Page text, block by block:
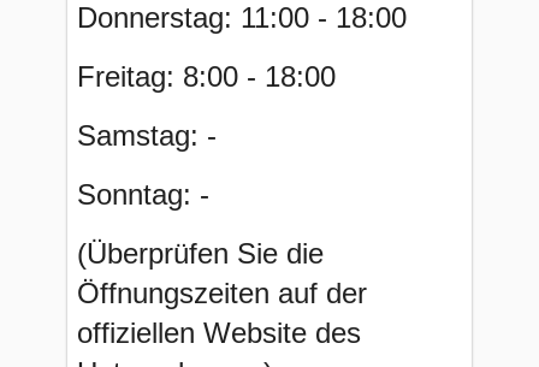
Donnerstag: 11:00 - 18:00
Freitag: 8:00 - 18:00
Samstag: -
Sonntag: -
(Überprüfen Sie die
Öffnungszeiten auf der
offiziellen Website des